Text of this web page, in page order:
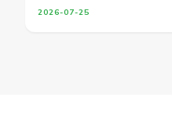
2026-07-25